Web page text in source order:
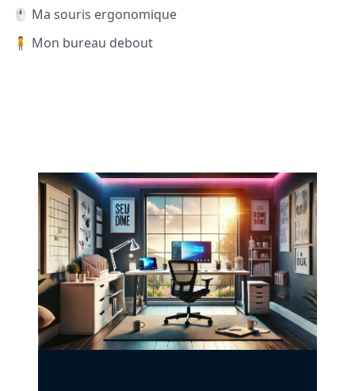
🖱️ Ma souris ergonomique
🧍 Mon bureau debout